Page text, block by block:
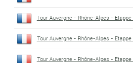
Tour Auvergne - Rhône-Alpes - Etappe
Tour Auvergne - Rhône-Alpes - Etappe
Tour Auvergne - Rhône-Alpes - Etappe